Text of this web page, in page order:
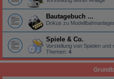
Bautagebuch ...
Dokus zu
Spiele & Co.
Vorstellung von Spielen und
Themen: 4